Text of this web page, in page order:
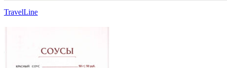
TravelLine